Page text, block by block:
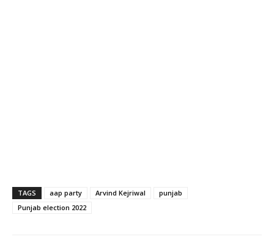
TAGS aap party Arvind Kejriwal
punjab
Punjab election 2022